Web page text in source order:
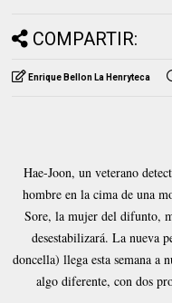
COMPARTIR:
Enrique Bellon La Henryteca
Hae-Joon, un veterano
hombre en la cima de una
Sore, la mujer del difunto,
desestabilizará. La nueva
doncella) llega esta semana a
algo diferente, con dos